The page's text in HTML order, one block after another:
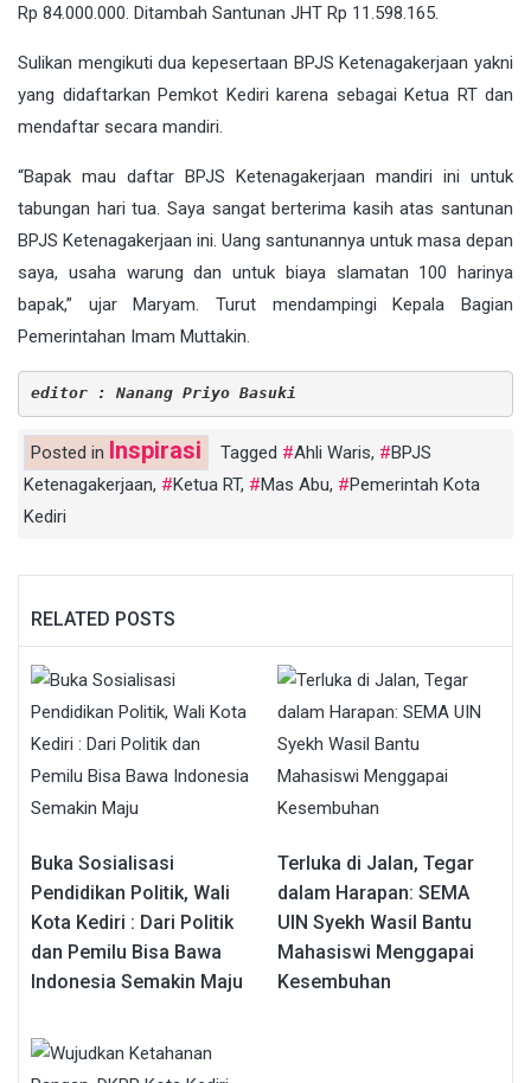
Rp 84.000.000. Ditambah Santunan JHT Rp 11.598.165.
Sulikan mengikuti dua kepesertaan BPJS Ketenagakerjaan yakni
yang didaftarkan Pemkot Kediri karena sebagai Ketua RT dan
mendaftar secara mandiri.
“Bapak mau daftar BPJS Ketenagakerjaan mandiri ini untuk
tabungan hari tua. Saya sangat berterima kasih atas santunan
BPJS Ketenagakerjaan ini. Uang santunannya untuk masa depan
saya, usaha warung dan untuk biaya slamatan 100 harinya
bapak,” ujar Maryam. Turut mendampingi Kepala Bagian
Pemerintahan Imam Muttakin.
editor : Nanang Priyo Basuki
Posted in Inspirasi Tagged Ahli Waris,
BPJS
Ketenagakerjaan, Ketua RT, Mas Abu,
Pemerintah Kota
Kediri
RELATED POSTS
Buka Sosialisasi
Pendidikan Politik, Wali
Kota Kediri : Dari Politik
dan Pemilu Bisa Bawa
Indonesia Semakin Maju
Terluka di Jalan, Tegar
dalam Harapan: SEMA
UIN Syekh Wasil Bantu
Mahasiswi Menggapai
Kesembuhan